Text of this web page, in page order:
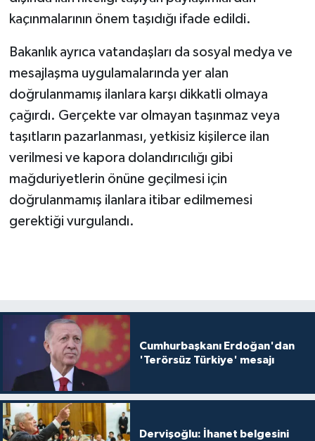
kaçınmalarının önem taşıdığı ifade edildi.
Bakanlık ayrıca vatandaşları da sosyal medya ve
mesajlaşma uygulamalarında yer alan
doğrulanmamış ilanlara karşı dikkatli olmaya
çağırdı. Gerçekte var olmayan taşınmaz veya
taşıtların pazarlanması, yetkisiz kişilerce ilan
verilmesi ve kapora dolandırıcılığı gibi
mağduriyetlerin önüne geçilmesi için
doğrulanmamış ilanlara itibar edilmemesi
gerektiği vurgulandı.
Cumhurbaşkanı Erdoğan'dan
'Terörsüz Türkiye' mesajı
Dervişoğlu: İhanet belgesini